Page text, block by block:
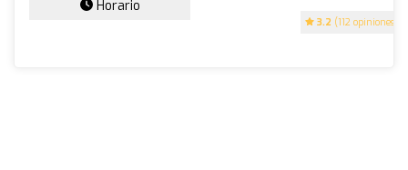
3.2 (112 opiniones)
Horario